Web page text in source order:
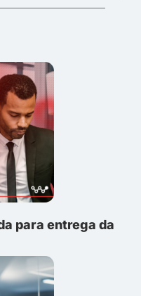
para entrega da